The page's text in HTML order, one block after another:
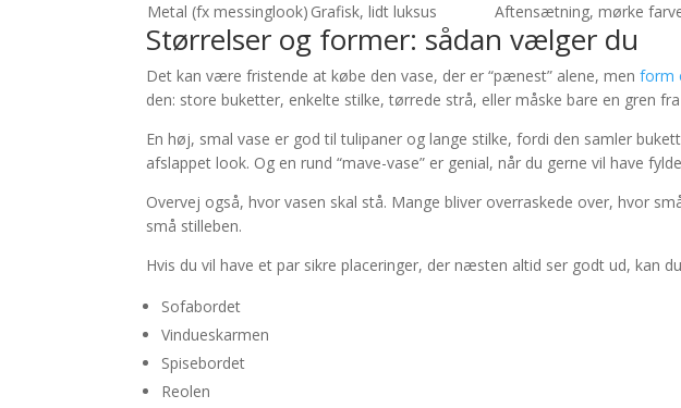
Metal (fx messinglook) Grafisk, lidt luksus Aftensætning, mørke
Størrelser og former: sådan vælger du
Det kan være fristende at købe den vase, der er “pænest” alene, menform
den: store buketter, enkelte stilke, tørrede strå, eller måske bare en gren
En høj, smal vase er god til tulipaner og lange stilke, fordi den samler
afslappet look. Og en rund “mave-vase” er genial, når du gerne vil have
Overvej også, hvor vasen skal stå. Mange bliver overraskede over, hvor
små stilleben.
Hvis du vil have et par sikre placeringer, der næsten altid ser godt ud, kan
Sofabordet
Vindueskarmen
Spisebordet
Reolen